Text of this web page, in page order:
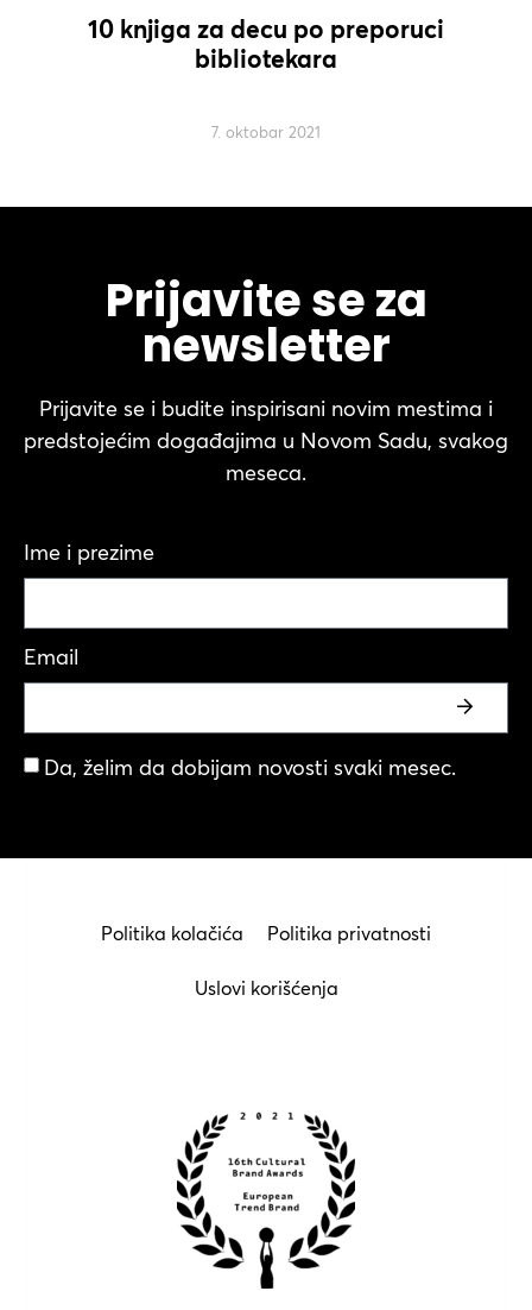
10 knjiga za decu po preporuci
bibliotekara
7. oktobar 2021
Prijavite se za
newsletter
Prijavite se i budite inspirisani novim mestima i
predstojećim događajima u Novom Sadu, svakog
meseca.
Ime i prezime
Email
Da, želim da dobijam novosti svaki mesec.
Politika kolačića Politika privatnosti
Uslovi korišćenja